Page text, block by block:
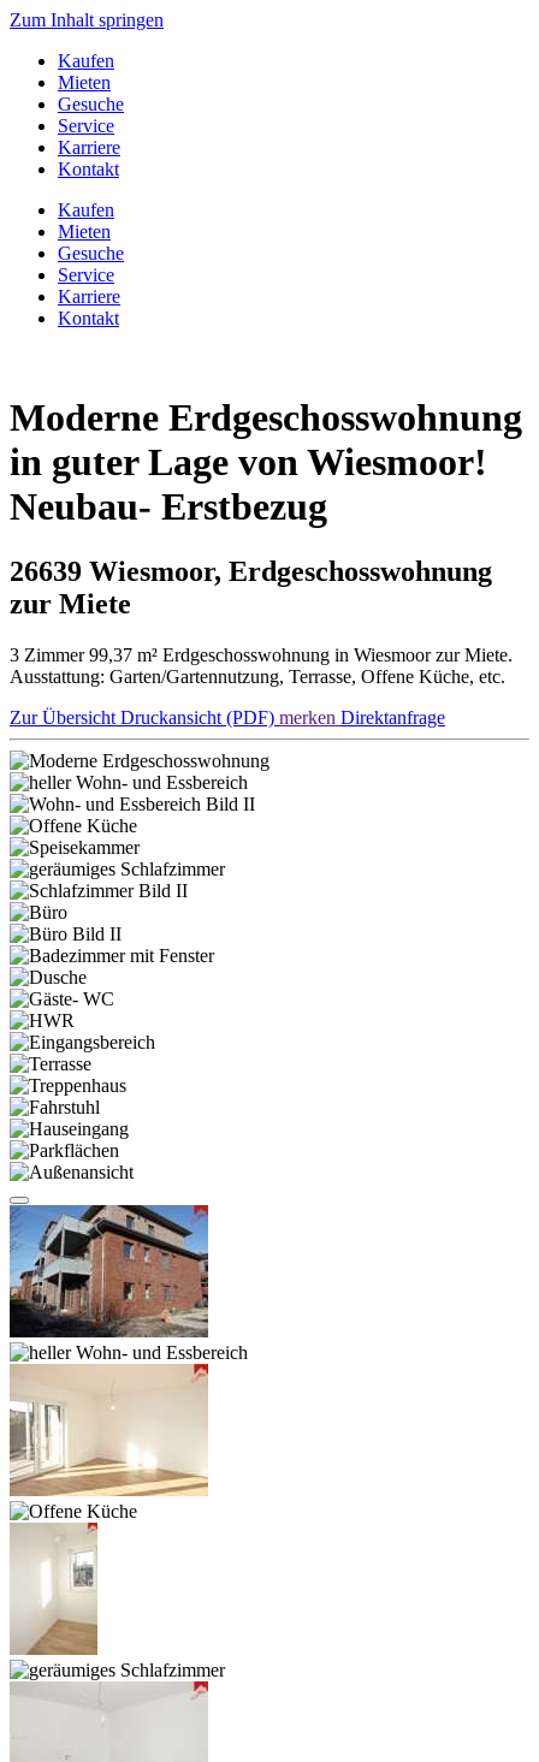
Zum Inhalt springen
Kaufen
Mieten
Gesuche
Service
Karriere
Kontakt
Kaufen
Mieten
Gesuche
Service
Karriere
Kontakt
Moderne Erdgeschosswohnung
in guter Lage von Wiesmoor!
Neubau- Erstbezug
26639 Wiesmoor, Erdgeschosswohnung
zur Miete
3 Zimmer 99,37 m² Erdgeschosswohnung in Wiesmoor zur Miete.
Ausstattung: Garten/Gartennutzung, Terrasse, Offene Küche, etc.
Zur Übersicht Druckansicht (PDF) merken Direktanfrage